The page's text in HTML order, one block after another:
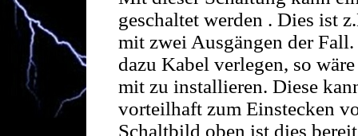
geschaltet werden . Dies ist
mit zwei Ausgängen der
dazu Kabel verlegen, so
mit zu installieren. Diese
vorteilhaft zum Einstecken
Schaltbild oben ist dies